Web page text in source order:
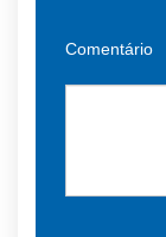
Comentário